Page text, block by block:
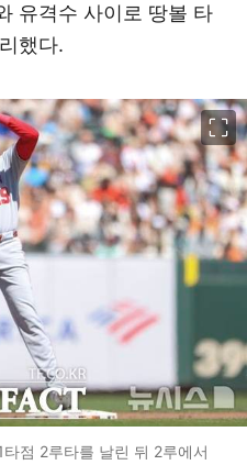
유격수 사이로 땅볼 타
했다.
점 2루타를 날린 뒤 2루에서